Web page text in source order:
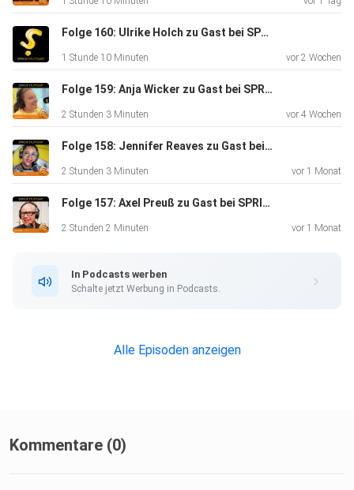
Kooperationsdebüt des Jahres: Kriminacht im Podcast-
Feeling: das
geht Hand in Hand. Hosts dieser Folge sind die Master-
Stella Schmid, Teilnehmerin des Qualifikationsprogramms
Moderation am Institut für Moderation (imo) an der
Medien Stuttgart und Institutsdirektor Prof. Stephan
Ferdinand.
Stuttgart:⁠
www.sprichstuttgart.de⁠ und auf Instagram
Folge 160: Ulrike Holch zu Gast bei SPRICH:STUTTGART
1 Stunde 10 Minuten vor 2 Wochen
Folge 159: Anja Wicker zu Gast bei SPRICH:STUTTGART
2 Stunden 3 Minuten vor 4 Wochen
Folge 158: Jennifer Reaves zu Gast bei SPRICH:STUTTGART
2 Stunden 3 Minuten vor 1 Monat
Folge 157: Axel Preuß zu Gast bei SPRICHSTUTTGART
2 Stunden 2 Minuten vor 1 Monat
In Podcasts werben
Schalte jetzt Werbung in Podcasts.
Alle Episoden anzeigen
Kommentare (0)